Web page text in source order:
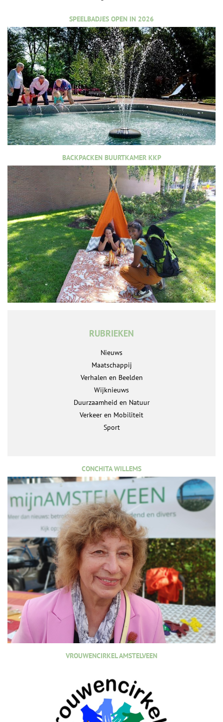
SPEELBADJES OPEN IN 2026
BACKPACKEN BUURTKAMER KKP
RUBRIEKEN
Nieuws
Maatschappij
Verhalen en Beelden
Wijknieuws
Duurzaamheid en Natuur
Verkeer en Mobiliteit
Sport
CONCHITA WILLEMS
VROUWENCIRKEL AMSTELVEEN